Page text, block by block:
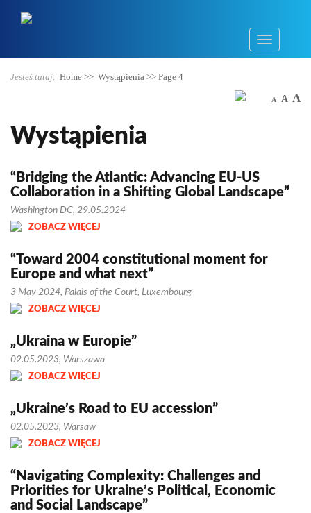
Jesteś tutaj: Home >> Wystąpienia >> Page 4
A A A
Wystąpienia
“Bridging the Atlantic: Advancing EU-US
Collaboration in a Shifting Global Landscape”
Washington DC, 29.05.2024
ZOBACZ WIĘCEJ
“Toward 2004 constitutional moment for
Europe and what next”
3 May 2024, Palais of the Court, Luxembourg
ZOBACZ WIĘCEJ
„Ukraina w Europie”
02.05.2023, Warszawa
ZOBACZ WIĘCEJ
„Ukraine’s Road to EU accession”
02.05.2023, Warsaw
ZOBACZ WIĘCEJ
“Navigating Complexity: Challenges and
Priorities for Ukraine’s Political, Economic
and Social Landscape”